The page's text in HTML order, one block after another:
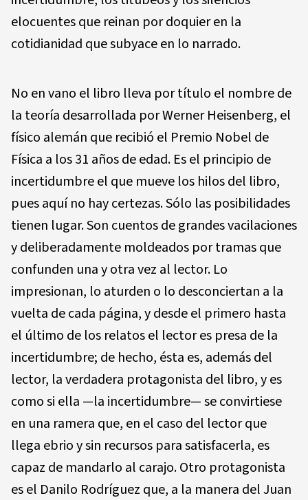
elocuentes que reinan por doquier en la
cotidianidad que subyace en lo narrado.
No en vano el libro lleva por título el nombre de
la teoría desarrollada por Werner Heisenberg, el
físico alemán que recibió el Premio Nobel de
Física a los 31 años de edad. Es el principio de
incertidumbre el que mueve los hilos del libro,
pues aquí no hay certezas. Sólo las posibilidades
tienen lugar. Son cuentos de grandes vacilaciones
y deliberadamente moldeados por tramas que
confunden una y otra vez al lector. Lo
impresionan, lo aturden o lo desconciertan a la
vuelta de cada página, y desde el primero hasta
el último de los relatos el lector es presa de la
incertidumbre; de hecho, ésta es, además del
lector, la verdadera protagonista del libro, y es
como si ella —la incertidumbre— se convirtiese
en una ramera que, en el caso del lector que
llega ebrio y sin recursos para satisfacerla, es
capaz de mandarlo al carajo. Otro protagonista
es el Danilo Rodríguez que, a la manera del Juan